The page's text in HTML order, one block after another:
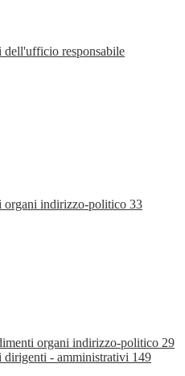
dell'ufficio responsabile
organi indirizzo-politico 33
organi indirizzo-politico 29
dirigenti - amministrativi 149